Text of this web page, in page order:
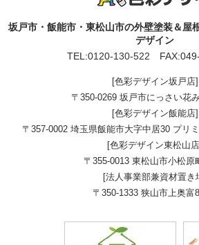
坂戸市・飯能市・東松山市の外壁塗装＆屋
デザイン
TEL:0120-130-522
[色彩デザイン坂戸店]
〒350-0269 坂戸市にっさい花
[色彩デザイン飯能店]
〒357-0002 埼玉県飯能市大字中居30 プリ
[色彩デザイン東松山
〒355-0013 東松山市小松原
[法人事業部兼資材置き
〒350-1333 狭山市上奥富